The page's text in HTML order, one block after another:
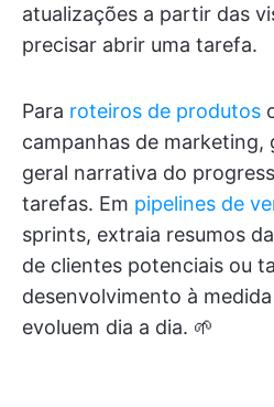
atualizações a partir das
precisar abrir uma tarefa.
Para roteiros de produtos
campanhas de marketing,
geral narrativa do
tarefas. Em pipelines de
sprints, extraia resumos
de clientes potenciais ou
desenvolvimento à
evoluem dia a dia. 🌱